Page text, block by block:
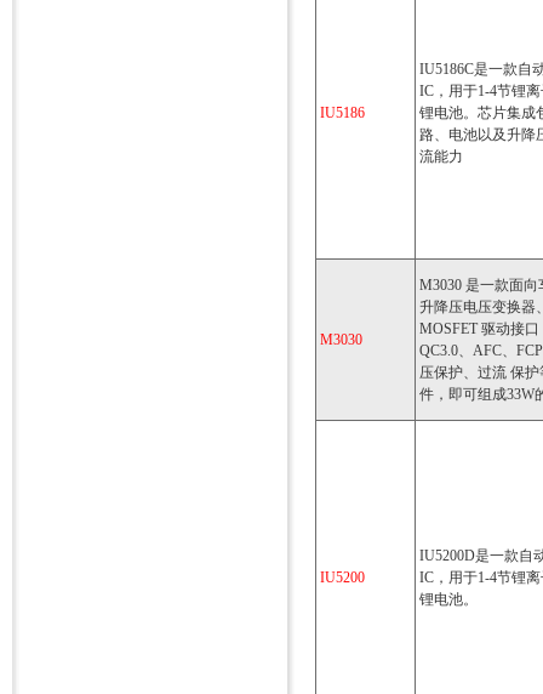
IU5186
IU5186C是一款自
IC，用于1-4节锂
锂电池。芯片集成
路、电池以及升降
流能力
M3030
M3030 是一款面
升降压电压变换器
MOSFET 驱动接口
QC3.0、AFC、
压保护、过流 保
件，即可组成33W
IU5200
IU5200D是一款自
IC，用于1-4节锂
锂电池。